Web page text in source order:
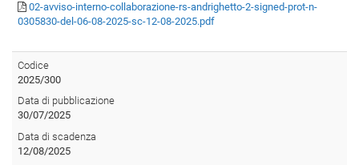
02-avviso-interno-collaborazione-rs-andrighetto-2-signed-prot-n-
0305830-del-06-08-2025-sc-12-08-2025.pdf
Codice
2025/300
Data di pubblicazione
30/07/2025
Data di scadenza
12/08/2025